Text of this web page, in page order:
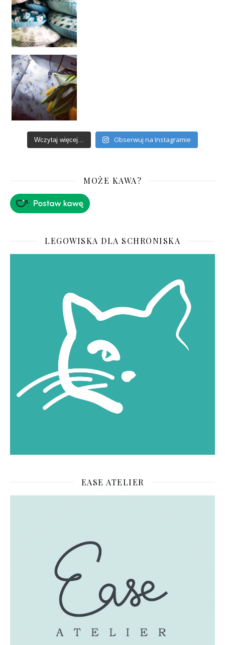
Wczytaj więcej... Obserwuj na Instagramie
MOŻE KAWA?
LEGOWISKA DLA SCHRONISKA
EASE ATELIER